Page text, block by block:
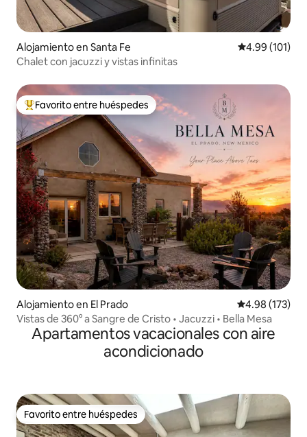
Alojamiento en Santa Fe Calificación
4.99 (101)
Chalet con jacuzzi y vistas infinitas
Favorito entre huéspedes preferido
Favorito entre huéspedes
Alojamiento en El Prado Calificación
4.98 (173)
Vistas de 360° a Sangre de Cristo • Jacuzzi • Bella Mesa
Apartamentos vacacionales con aire
acondicionado
Favorito entre huéspedes
Favorito entre huéspedes